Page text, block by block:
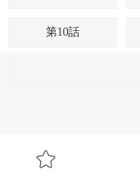
第10話
第19話